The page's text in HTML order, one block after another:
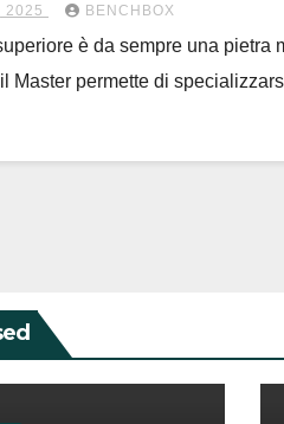
2025 BENCHBOX
è da sempre una
Master permette di